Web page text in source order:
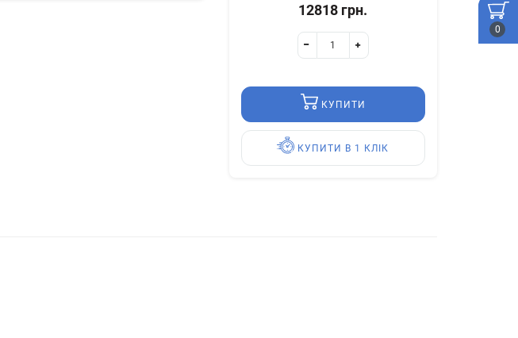
0
12818 грн.
КУПИТИ
КУПИТИ В 1 КЛІК